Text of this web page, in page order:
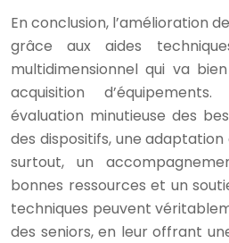
En conclusion, l’amélioration
grâce aux aides
multidimensionnel qui va
acquisition
évaluation minutieuse des
des dispositifs, une
surtout, un
bonnes ressources et un
techniques peuvent
des seniors, en leur offrant